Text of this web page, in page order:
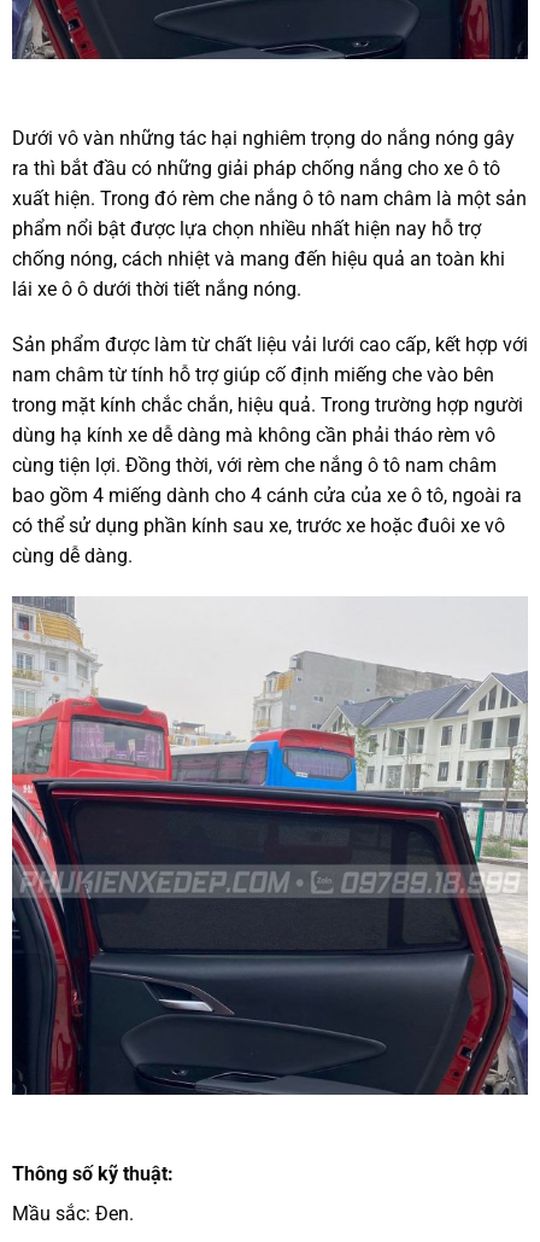
Dưới vô vàn những tác hại nghiêm trọng do nắng nóng gây
ra thì bắt đầu có những giải pháp chống nắng cho xe ô tô
xuất hiện. Trong đó rèm che nắng ô tô nam châm là một sản
phẩm nổi bật được lựa chọn nhiều nhất hiện nay hỗ trợ
chống nóng, cách nhiệt và mang đến hiệu quả an toàn khi
lái xe ô ô dưới thời tiết nắng nóng.
Sản phẩm được làm từ chất liệu vải lưới cao cấp, kết hợp với
nam châm từ tính hỗ trợ giúp cố định miếng che vào bên
trong mặt kính chắc chắn, hiệu quả. Trong trường hợp người
dùng hạ kính xe dễ dàng mà không cần phải tháo rèm vô
cùng tiện lợi. Đồng thời, với rèm che nắng ô tô nam châm
bao gồm 4 miếng dành cho 4 cánh cửa của xe ô tô, ngoài ra
có thể sử dụng phần kính sau xe, trước xe hoặc đuôi xe vô
cùng dễ dàng.
Thông số kỹ thuật:
Mầu sắc: Đen.